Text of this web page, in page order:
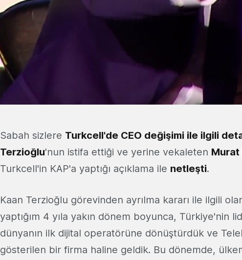
Sabah sizlere Turkcell'de CEO değişimi ile ilgili
Terzioğlu'nun istifa ettiği ve yerine vekaleten Murat
Turkcell'in KAP'a yaptığı açıklama ile netleşti.
Kaan Terzioğlu görevinden ayrılma kararı ile ilgili
yaptığım 4 yıla yakın dönem boyunca, Türkiye'nin
dünyanın ilk dijital operatörüne dönüştürdük ve
gösterilen bir firma haline geldik. Bu dönemde,